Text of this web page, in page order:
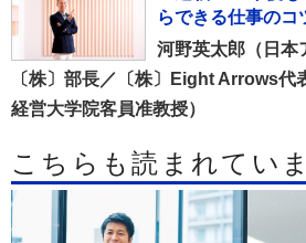
らできる仕事のコ
河野英太郎（日本
〔株〕部長／〔株〕Eight Arrows代
経営大学院客員准教授）
こちらも読まれてい